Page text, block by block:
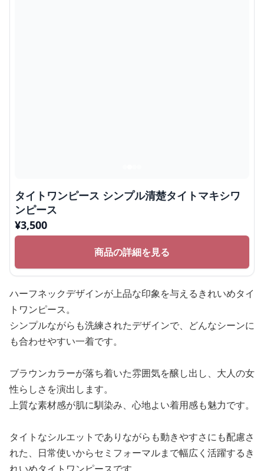
タイトワンピース シンプル清楚タイトマキシワ
ンピース
¥3,500
商品の詳細を見る
ハーフネックデザインが上品な印象を与えるきれいめタイ
トワンピース。
シンプルながらも洗練されたデザインで、どんなシーンに
も合わせやすい一着です。
ブラウンカラーが落ち着いた雰囲気を醸し出し、大人の女
性らしさを演出します。
上質な素材感が肌に馴染み、心地よい着用感も魅力です。
タイトなシルエットでありながらも動きやすさにも配慮さ
れた、日常使いからセミフォーマルまで幅広く活躍するき